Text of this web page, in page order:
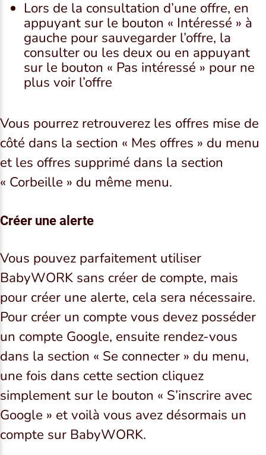
Lors de la consultation d’une offre, en
appuyant sur le bouton « Intéressé » à
gauche pour sauvegarder l’offre, la
consulter ou les deux ou en appuyant
sur le bouton « Pas intéressé » pour ne
plus voir l’offre
Vous pourrez retrouverez les offres mise de
côté dans la section « Mes offres » du menu
et les offres supprimé dans la section
« Corbeille » du même menu.
Créer une alerte
Vous pouvez parfaitement utiliser
BabyWORK sans créer de compte, mais
pour créer une alerte, cela sera nécessaire.
Pour créer un compte vous devez posséder
un compte Google, ensuite rendez-vous
dans la section « Se connecter » du menu,
une fois dans cette section cliquez
simplement sur le bouton « S’inscrire avec
Google » et voilà vous avez désormais un
compte sur BabyWORK.